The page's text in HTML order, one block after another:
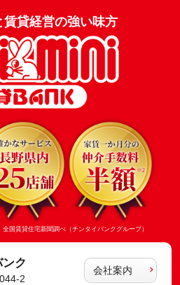
賃貸経営の強い味方
国賃貸住宅新聞調べ（チンタイバンクグループ）
ク
2
会社案内